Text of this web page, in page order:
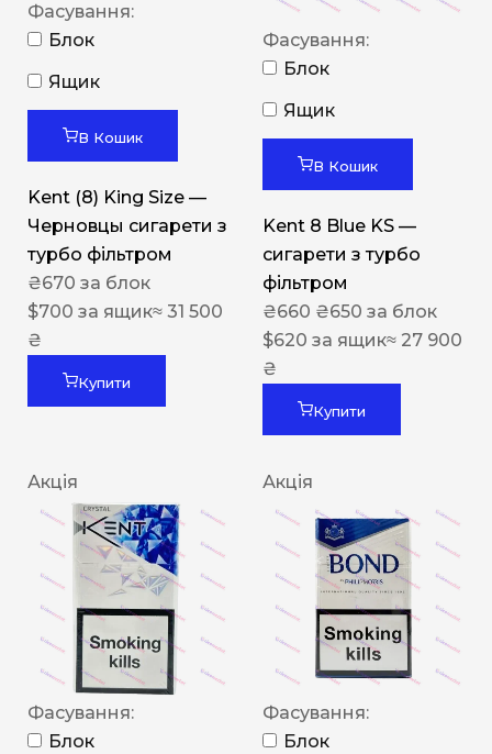
Фасування:
Блок
Ящик
В Кошик
Kent (8) King Size —
Черновцы сигарети з
турбо фільтром
₴670 за блок
$700 за ящик≈ 31 500
₴
Купити
Фасування:
Блок
Ящик
В Кошик
Kent 8 Blue KS —
сигарети з турбо
фільтром
₴660 ₴650 за блок
$620 за ящик≈ 27 900
₴
Купити
Акція
Фасування:
Блок
Акція
Фасування:
Блок